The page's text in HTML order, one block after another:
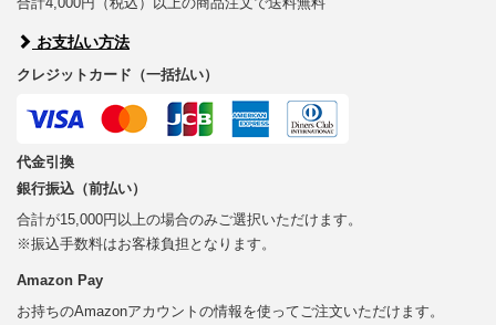
お支払い方法
クレジットカード（一括払い）
代金引換
銀行振込（前払い）
合計が15,000円以上の場合のみご選択いただけます。
※振込手数料はお客様負担となります。
Amazon Pay
お持ちのAmazonアカウントの情報を使ってご注文いただけます。